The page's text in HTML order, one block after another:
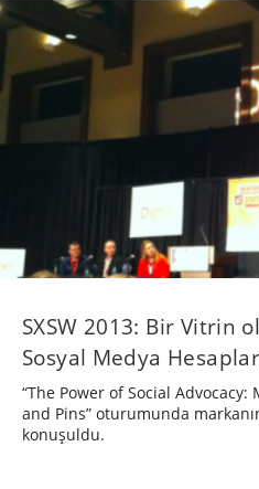
SXSW 2013: Bir Vitrin
Sosyal Medya
“The Power of Social Advocacy:
and Pins” oturumunda
konuşuldu.